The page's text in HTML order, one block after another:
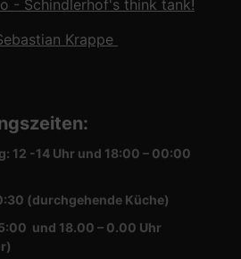
- Schindlerhof's think tank!
Krappe
:
12 -14 Uhr und 18:00 – 00:00
(durchgehende Küche)
und 18.00 – 0.00 Uhr